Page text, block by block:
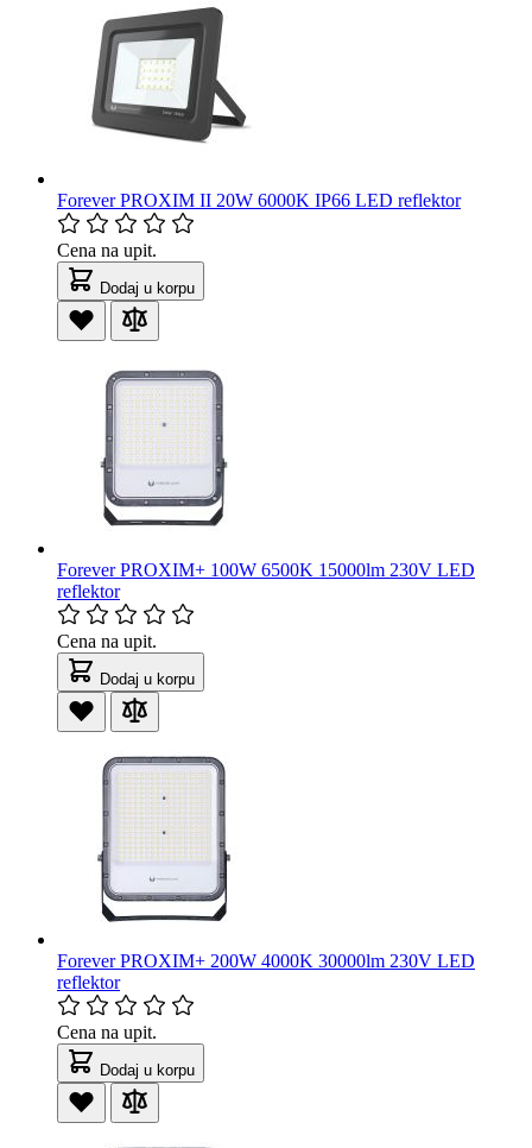
Forever PROXIM II 20W 6000K IP66 LED reflektor
Cena na upit.
Dodaj u korpu
Forever PROXIM+ 100W 6500K 15000lm 230V LED
reflektor
Cena na upit.
Dodaj u korpu
Forever PROXIM+ 200W 4000K 30000lm 230V LED
reflektor
Cena na upit.
Dodaj u korpu